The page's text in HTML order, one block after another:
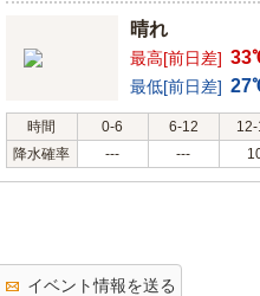
晴れ
最高[前日差]
最低[前日差]
時間 0-6 6-12
降水確率
--- ---
イベント情報を送る